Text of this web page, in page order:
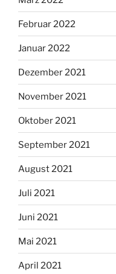
Februar 2022
Januar 2022
Dezember 2021
November 2021
Oktober 2021
September 2021
August 2021
Juli 2021
Juni 2021
Mai 2021
April 2021